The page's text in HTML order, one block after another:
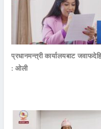
प्रधानमन्त्री कार्यालयबाट
: ओली